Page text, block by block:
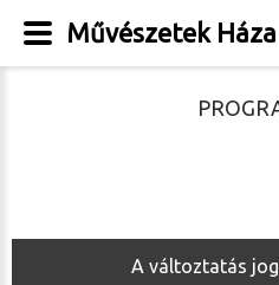
A változtatás
Művészetek